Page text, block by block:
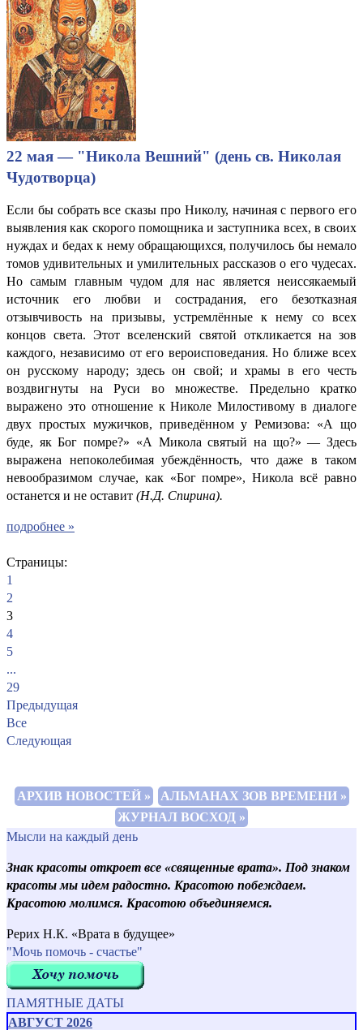
22 мая — "Никола Вешний" (день св. Николая
Чудотворца)
Если бы собрать все сказы про Николу, начиная с первого его
выявления как скорого помощника и заступника всех, в своих
нуждах и бедах к нему обращающихся, получилось бы немало
томов удивительных и умилительных рассказов о его чудесах.
Но самым главным чудом для нас является неиссякаемый
источник его любви и сострадания, его безотказная
отзывчивость на призывы, устремлённые к нему со всех
концов света. Этот вселенский святой откликается на зов
каждого, независимо от его вероисповедания. Но ближе всех
он русскому народу; здесь он свой; и храмы в его честь
воздвигнуты на Руси во множестве. Предельно кратко
выражено это отношение к Николе Милостивому в диалоге
двух простых мужичков, приведённом у Ремизова: «А що
буде, як Бог помре?» «А Микола святый на що?» — Здесь
выражена непоколебимая убеждённость, что даже в таком
невообразимом случае, как «Бог помре», Никола всё равно
останется и не оставит (Н.Д. Спирина).
подробнее »
Страницы:
1
2
3
4
5
...
29
Предыдущая
Все
Следующая
АРХИВ НОВОСТЕЙ »
АЛЬМАНАХ ЗОВ ВРЕМЕНИ »
ЖУРНАЛ ВОСХОД »
Мысли на каждый день
Знак красоты откроет все «священные врата». Под знаком
красоты мы идем радостно. Красотою побеждаем.
Красотою молимся. Красотою объединяемся.
Рерих Н.К. «Врата в будущее»
"Мочь помочь - счастье"
ПАМЯТНЫЕ ДАТЫ
АВГУСТ 2026